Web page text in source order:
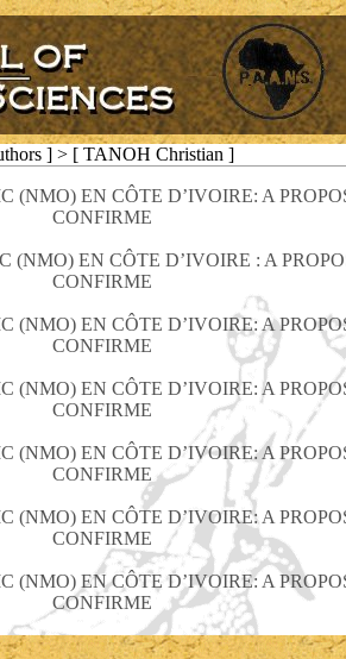
] > [ TANOH Christian ]
EN CÔTE D’IVOIRE: A
CONFIRME
EN CÔTE D’IVOIRE : A
CONFIRME
EN CÔTE D’IVOIRE: A
CONFIRME
EN CÔTE D’IVOIRE: A
CONFIRME
EN CÔTE D’IVOIRE: A
CONFIRME
EN CÔTE D’IVOIRE: A
CONFIRME
EN CÔTE D’IVOIRE: A
CONFIRME